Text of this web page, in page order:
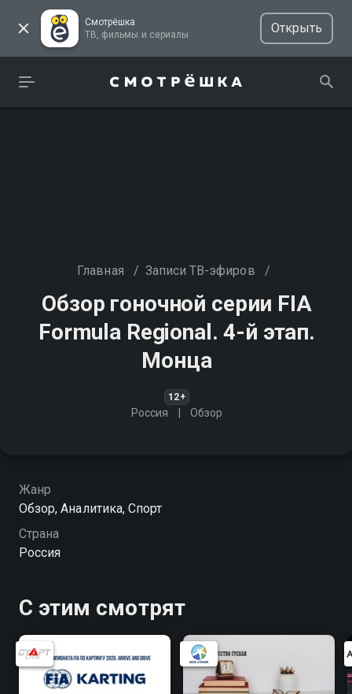
Смотрёшка
ТВ, фильмы и сериалы
Открыть
Главная / Записи ТВ-эфиров /
Обзор гоночной серии FIA
Formula Regional. 4-й этап.
Монца
12+
Россия Обзор
Жанр
Обзор, Аналитика, Спорт
Страна
Россия
С этим смотрят